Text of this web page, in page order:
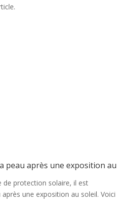
peau après une exposition au
de protection solaire, il est
une exposition au soleil. Voici